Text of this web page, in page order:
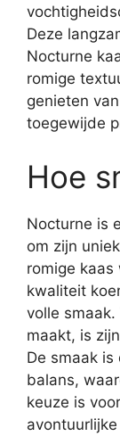
Deze
Nocturne
romige
genieten
toegewijde
Hoe
Nocturne is
om zijn
romige
kwaliteit
volle
maakt, is
De smaak
balans,
keuze is